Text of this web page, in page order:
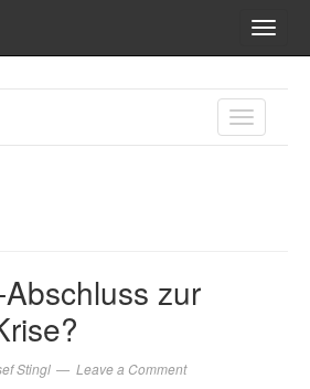
TOGGLE
zur
Stingl Leave a Comment